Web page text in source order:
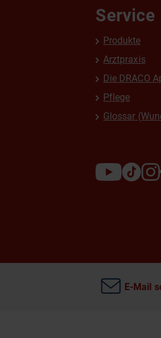
Service
Produkte
Arztpraxis
Die DRACO
Pflege
Glossar
E-Mail